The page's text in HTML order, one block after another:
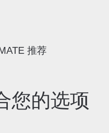
推荐
您的选项